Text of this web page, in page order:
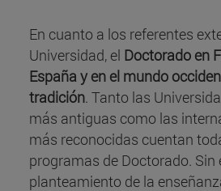
En cuanto a los referentes
Universidad, el Doctorado en
España y en el mundo
tradición. Tanto las
más antiguas como las
más reconocidas cuentan
programas de Doctorado. Sin
planteamiento de la